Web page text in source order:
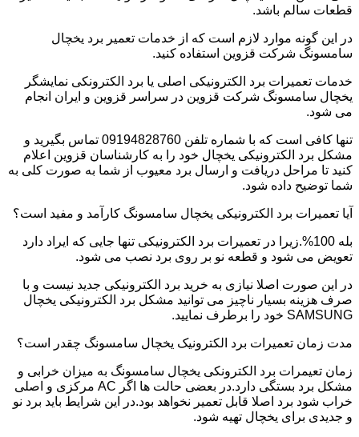
قطعات سالم باشد.
در این گونه موارد لازم است که از خدمات تعمیر برد یخچال
سامسونگ شرکت قزوین استفاده کنید.
خدمات تعمیرات برد الکترونیکی اصلی یا برد الکترونکی نمایشگر
یخچال سامسونگ شرکت قزوین در سراسر قزوین و ایران انجام
می شود.
تنها کافی است که با شماره تلفن 09194828760 تماس بگیرید و
مشکل برد الکترونیکی یخچال خود را به کارشناسان قزوین اعلام
کنید تا مراحل دریافت و ارسال برد معیوب از شما به صورت کلی به
شما توضیح داده شود.
آیا تعمیرات برد الکترونیکی یخچال سامسونگ کارآمد و مفید است؟
بله 100%.زیرا در تعمیرات برد الکترونیکی تنها جایی که ایراد دارد
تعویض می شود و قطعه نو بر روی برد نصب می شود.
در این صورت اصلا نیازی به خرید برد الکترونیکی جدید نیست و با
صرف هزینه بسیار ناچیز می توانید مشکل برد الکترونیکی یخچال
SAMSUNG خود را برطرف نمایید.
مدت زمان تعمیرات برد الکترونیک یخچال سامسونگ چقدر است؟
زمان تعیمرات برد الکترونکی یخچال سامسونگ به میزان خرابی و
مشکل برد بستگی دارد.در بعضی حالت ها اگر AC مرکزی و اصلی
خراب شود برد اصلا قابل تعمیر نخواهد بود.در این شرایط باید برد نو
و جدیدی برای یخچال تهیه شود.